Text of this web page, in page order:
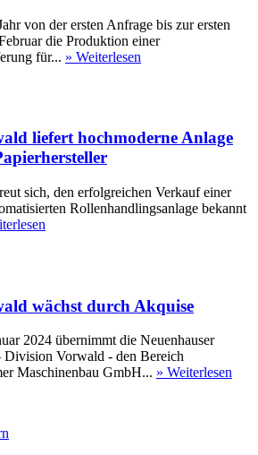
von der ersten Anfrage bis zur ersten
die Produktion einer
für... » Weiterlesen
liefert hochmoderne Anlage
sich, den erfolgreichen Verkauf einer
Rollenhandlingsanlage bekannt
wächst durch Akquise
2024 übernimmt die Neuenhauser
Division Vorwald - den Bereich
Maschinenbau GmbH... » Weiterlesen